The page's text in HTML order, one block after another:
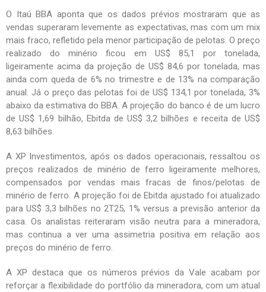
O Itaú BBA aponta que os dados prévios mostraram que as
vendas superaram levemente as expectativas, mas com um mix
mais fraco, refletido pela menor participação de pelotas. O preço
realizado do minério ficou em US$ 85,1 por tonelada,
ligeiramente acima da projeção de US$ 84,6 por tonelada, mas
ainda com queda de 6% no trimestre e de 13% na comparação
anual. Já o preço das pelotas foi de US$ 134,1 por tonelada, 3%
abaixo da estimativa do BBA. A projeção do banco é de um lucro
de US$ 1,69 bilhão, Ebitda de US$ 3,2 bilhões e receita de US$
8,63 bilhões.
A XP Investimentos, após os dados operacionais, ressaltou os
preços realizados de minério de ferro ligeiramente melhores,
compensados por vendas mais fracas de finos/pelotas de
minério de ferro. A projeção foi de Ebitda ajustado foi atualizado
para US$ 3,3 bilhões no 2T25, 1% versus a previsão anterior da
casa. Os analistas reiteraram visão neutra para a mineradora,
mas continua a ver uma assimetria positiva em relação aos
preços do minério de ferro.
A XP destaca que os números prévios da Vale acabam por
reforçar a flexibilidade do portfólio da mineradora, com um atual